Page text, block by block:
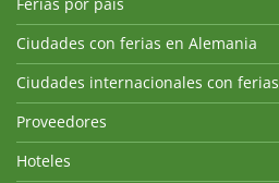
Ferias por país
Ciudades con ferias en Alemania
Ciudades internacionales con ferias
Proveedores
Hoteles